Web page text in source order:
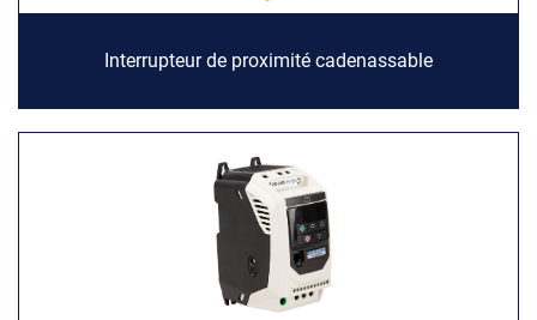
Interrupteur de proximité cadenassable